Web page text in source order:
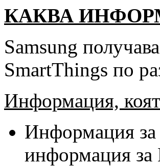
КАКВА
Samsung
SmartThings по
Информация,
Информация
информация за